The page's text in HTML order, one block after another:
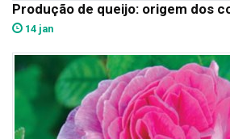
Produção de queijo: origem dos
14 jan